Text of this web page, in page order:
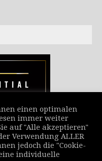
einen optimalen
immer weiter
auf "Alle akzeptieren"
Verwendung ALLER
jedoch die "Cookie-
individuelle